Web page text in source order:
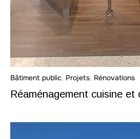
Bâtiment public, Projets, Rénovations
Réaménagement cuisine et